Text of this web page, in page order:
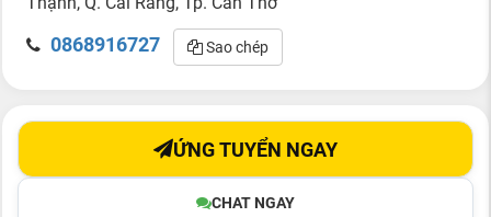
0868916727 Sao chép
CHAT NGAY
ỨNG TUYỂN NGAY